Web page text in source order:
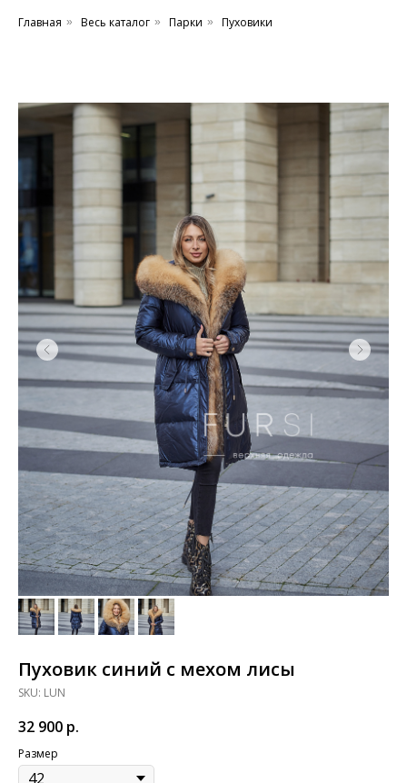
Главная » Весь каталог » Парки » Пуховики
Пуховик синий с мехом лисы
SKU: LUN
32 900 р.
Размер